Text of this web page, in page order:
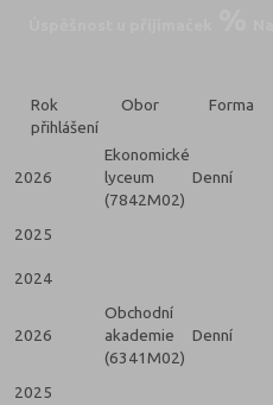
Rok
přihlášení
Obor Forma
2026
Ekonomické
lyceum
(7842M02)
Denní
2025
2024
2026
Obchodní
akademie
(6341M02)
Denní
2025